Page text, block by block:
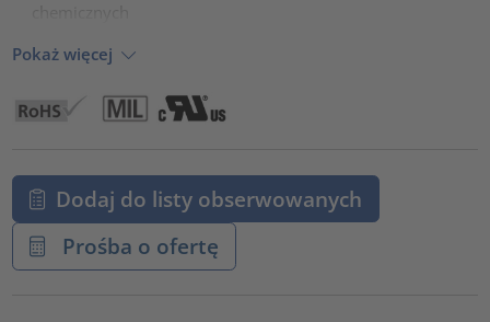
Pokaż więcej
Dodaj do listy obserwowanych
Prośba o ofertę